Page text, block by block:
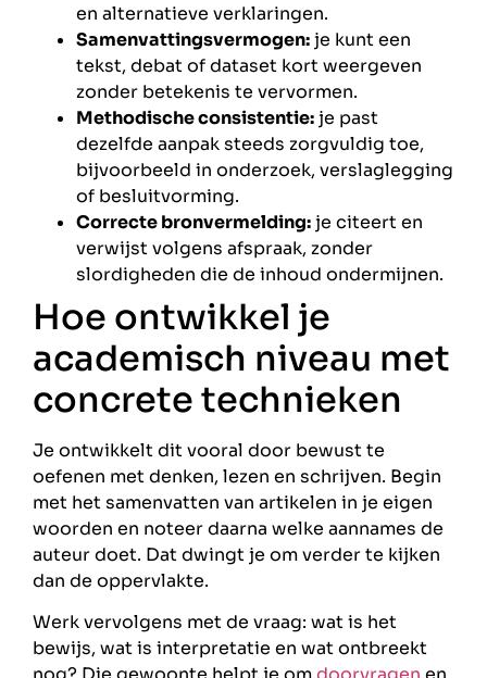
en alternatieve verklaringen.
Samenvattingsvermogen:je kunt een
tekst, debat of dataset kort weergeven
zonder betekenis te vervormen.
Methodische consistentie:je past
dezelfde aanpak steeds zorgvuldig toe,
bijvoorbeeld in onderzoek, verslaglegging
of besluitvorming.
Correcte bronvermelding:je citeert en
verwijst volgens afspraak, zonder
slordigheden die de inhoud ondermijnen.
Hoe ontwikkel je
academisch niveau met
concrete technieken
Je ontwikkelt dit vooral door bewust te
oefenen met denken, lezen en schrijven. Begin
met het samenvatten van artikelen in je eigen
woorden en noteer daarna welke aannames de
auteur doet. Dat dwingt je om verder te kijken
dan de oppervlakte.
Werk vervolgens met de vraag: wat is het
bewijs, wat is interpretatie en wat ontbreekt